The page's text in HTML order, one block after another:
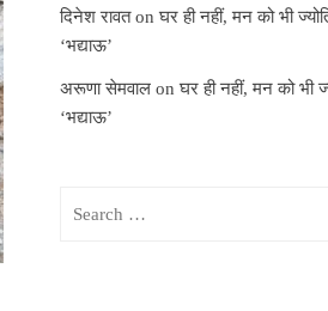
दिनेश रावतonघर ही नहीं, मन को भी
‘भद्याऊ’
अरूणा सेमवाल onघर ही नहीं, मन को भी
‘भद्याऊ’